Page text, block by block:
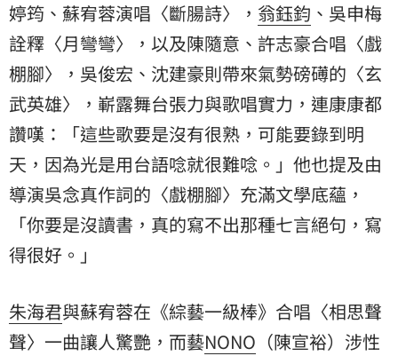
婷筠、蘇宥蓉演唱〈斷腸詩〉， 翁鈺鈞 、吳申梅
詮釋〈月彎彎〉，以及陳隨意、許志豪合唱〈戲
棚腳〉，吳俊宏、沈建豪則帶來氣勢磅礡的〈玄
武英雄〉，嶄露舞台張力與歌唱實力，連康康都
讚嘆：「這些歌要是沒有很熟，可能要錄到明
天，因為光是用台語唸就很難唸。」他也提及由
導演吳念真作詞的〈戲棚腳〉充滿文學底蘊，
「你要是沒讀書，真的寫不出那種七言絕句，寫
得很好。」
朱海君與蘇宥蓉在《綜藝一級棒》合唱〈相思聲
聲〉一曲讓人驚艷，而藝NONO （陳宣裕）涉性